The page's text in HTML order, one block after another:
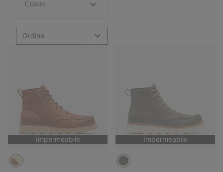
Colore
Ordine
Impermeabile Impermeabile